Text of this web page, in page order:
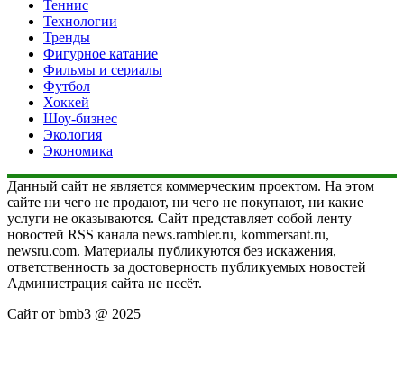
Теннис
Технологии
Тренды
Фигурное катание
Фильмы и сериалы
Футбол
Хоккей
Шоу-бизнес
Экология
Экономика
Данный сайт не является коммерческим проектом. На этом
сайте ни чего не продают, ни чего не покупают, ни какие
услуги не оказываются. Сайт представляет собой ленту
новостей RSS канала news.rambler.ru, kommersant.ru,
newsru.com. Материалы публикуются без искажения,
ответственность за достоверность публикуемых новостей
Администрация сайта не несёт.
Сайт от bmb3 @ 2025